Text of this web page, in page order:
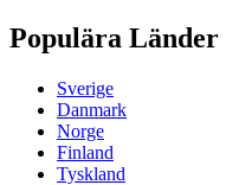
Populära Länder
Sverige
Danmark
Norge
Finland
Tyskland